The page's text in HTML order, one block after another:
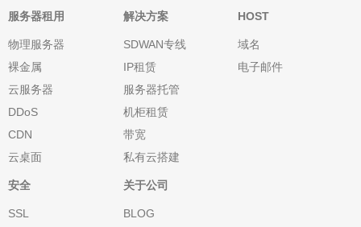
服务器租用
物理服务器
裸金属
云服务器
DDoS
CDN
云桌面
解决方案
SDWAN专线
IP租赁
服务器托管
机柜租赁
带宽
私有云搭建
HOST
域名
电子邮件
安全
SSL
关于公司
BLOG